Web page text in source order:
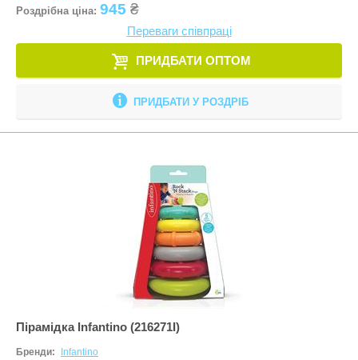
Роздрібна ціна: 945 ₴
Переваги співпраці
ПРИДБАТИ ОПТОМ
ПРИДБАТИ У РОЗДРІБ
Пірамідка Infantino (216271I)
Бренди:
Infantino